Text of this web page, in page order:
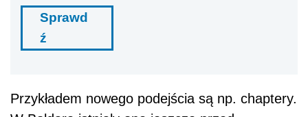
Sprawd
ź
Przykładem nowego podejścia są np. chaptery.